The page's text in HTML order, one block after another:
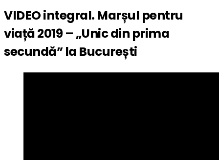
VIDEO integral. Marșul pentru
viață 2019 – „Unic din prima
secundă” la București